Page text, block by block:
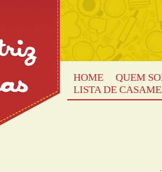
HOME
QUEM
LISTA DE